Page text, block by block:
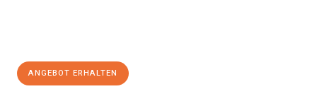
ANGEBOT ERHALTEN